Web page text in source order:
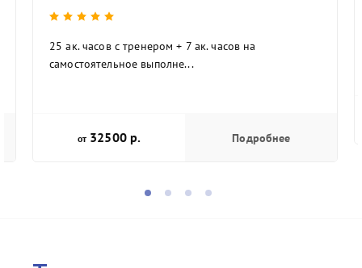
25 ак. часов с тренером + 7 ак. часов на
самостоятельное выполне...
от 32500 р. Подробнее